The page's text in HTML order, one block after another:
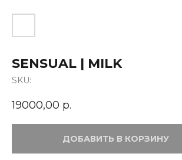
SENSUAL | MILK
SKU:
19000,00 р.
ДОБАВИТЬ В КОРЗИНУ